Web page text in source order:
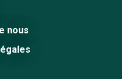
nous